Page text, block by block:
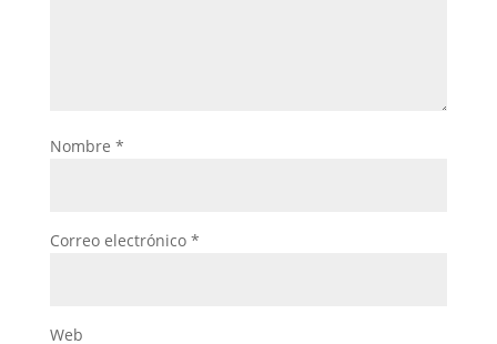
Nombre *
Correo electrónico *
Web